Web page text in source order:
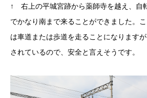
↑ 右上の平城宮跡から薬師寺を越え、自
でかなり南まで来ることができました。
は車道または歩道を走ることになります
されているので、安全と言えそうです。